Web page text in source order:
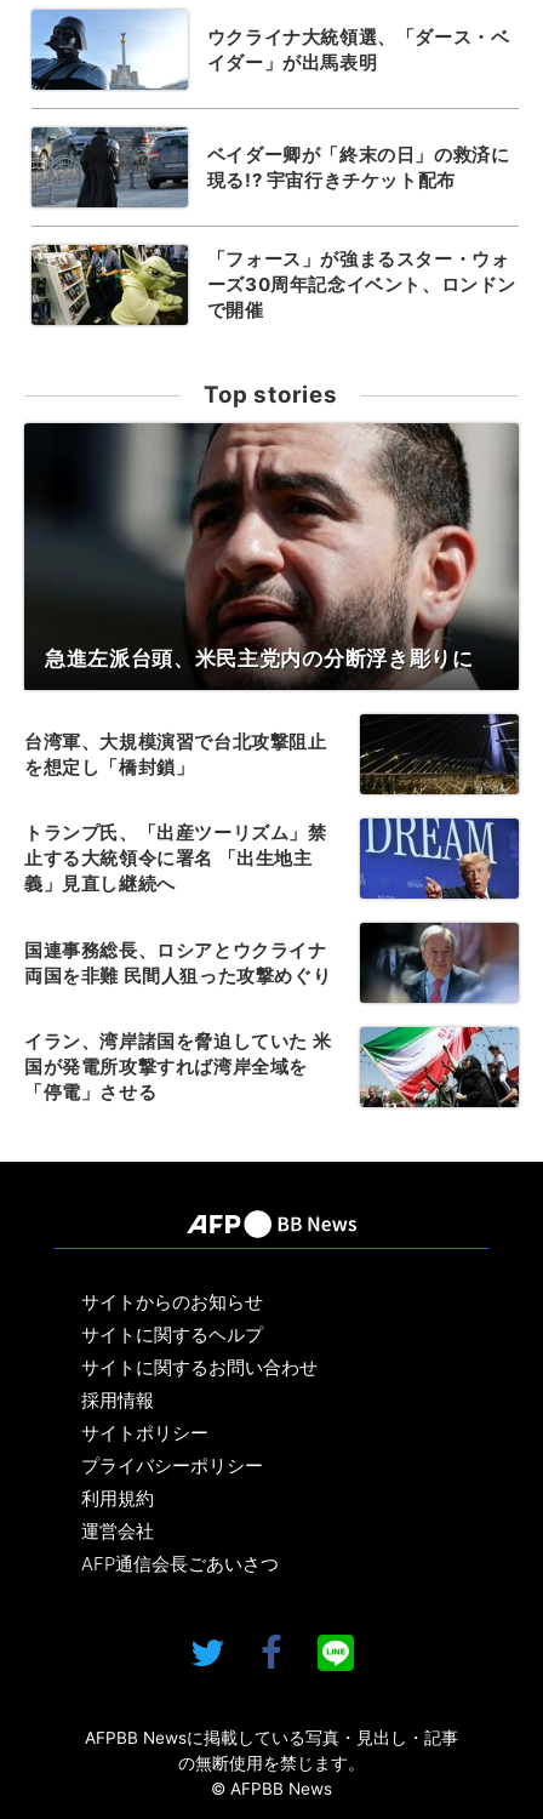
ウクライナ大統領選、「ダース・ベ
イダー」が出馬表明
ベイダー卿が「終末の日」の救済に
現る!? 宇宙行きチケット配布
「フォース」が強まるスター・ウォ
ーズ30周年記念イベント、ロンドン
で開催
Top stories
急進左派台頭、米民主党内の分断浮き彫りに
台湾軍、大規模演習で台北攻撃阻止
を想定し「橋封鎖」
トランプ氏、「出産ツーリズム」禁
止する大統領令に署名 「出生地主
義」見直し継続へ
国連事務総長、ロシアとウクライナ
両国を非難 民間人狙った攻撃めぐり
イラン、湾岸諸国を脅迫していた 米
国が発電所攻撃すれば湾岸全域を
「停電」させる
サイトからのお知らせ
サイトに関するヘルプ
サイトに関するお問い合わせ
採用情報
サイトポリシー
プライバシーポリシー
利用規約
運営会社
AFP通信会長ごあいさつ
AFPBB Newsに掲載している写真・見出し・記事
の無断使用を禁じます。
© AFPBB News